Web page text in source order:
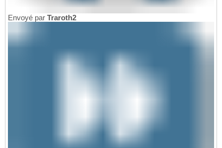
Envoyé par Traroth2